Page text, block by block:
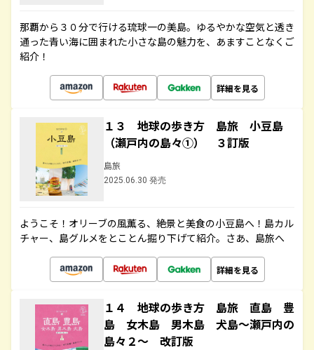
那覇から３０分で行ける琉球一の美島。ゆるやかな空気と透き
通った青い海に囲まれた小さな島の魅力を、あますことなくご
紹介！
詳細を見る
１３ 地球の歩き方 島旅 小豆島
（瀬戸内の島々①） ３訂版
島旅
2025.06.30 発売
ようこそ！オリーブの風薫る、絶景と美食の小豆島へ！島カル
チャー、島グルメをとことん掘り下げて紹介。さあ、島旅へ
詳細を見る
１４ 地球の歩き方 島旅 直島 豊
島 女木島 男木島 犬島～瀬戸内の
島々２～ 改訂版